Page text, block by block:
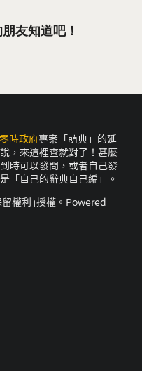
友知道吧！
時政府專案「萌典」的延
，來這裡查就對了！甚麼
時可以發問，或者自己發
「自己的辭典自己編」。
權利｣授權。Powered